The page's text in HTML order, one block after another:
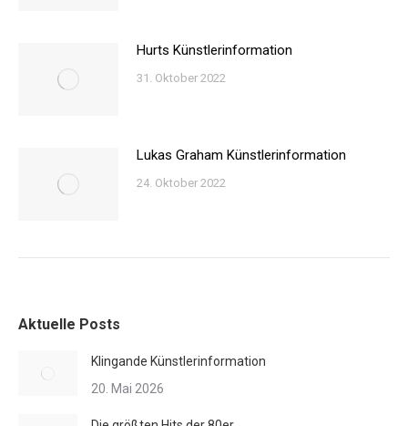
Hurts Künstlerinformation
31. Oktober 2022
Lukas Graham Künstlerinformation
24. Oktober 2022
Aktuelle Posts
Klingande Künstlerinformation
20. Mai 2026